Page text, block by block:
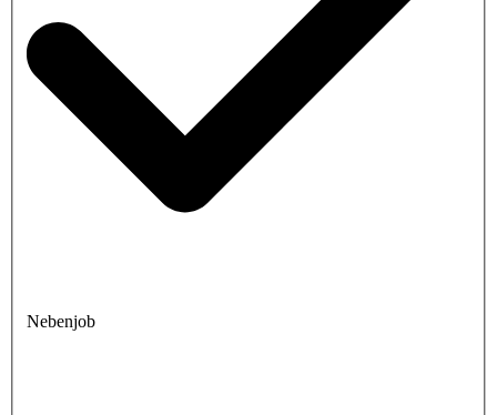
Nebenjob